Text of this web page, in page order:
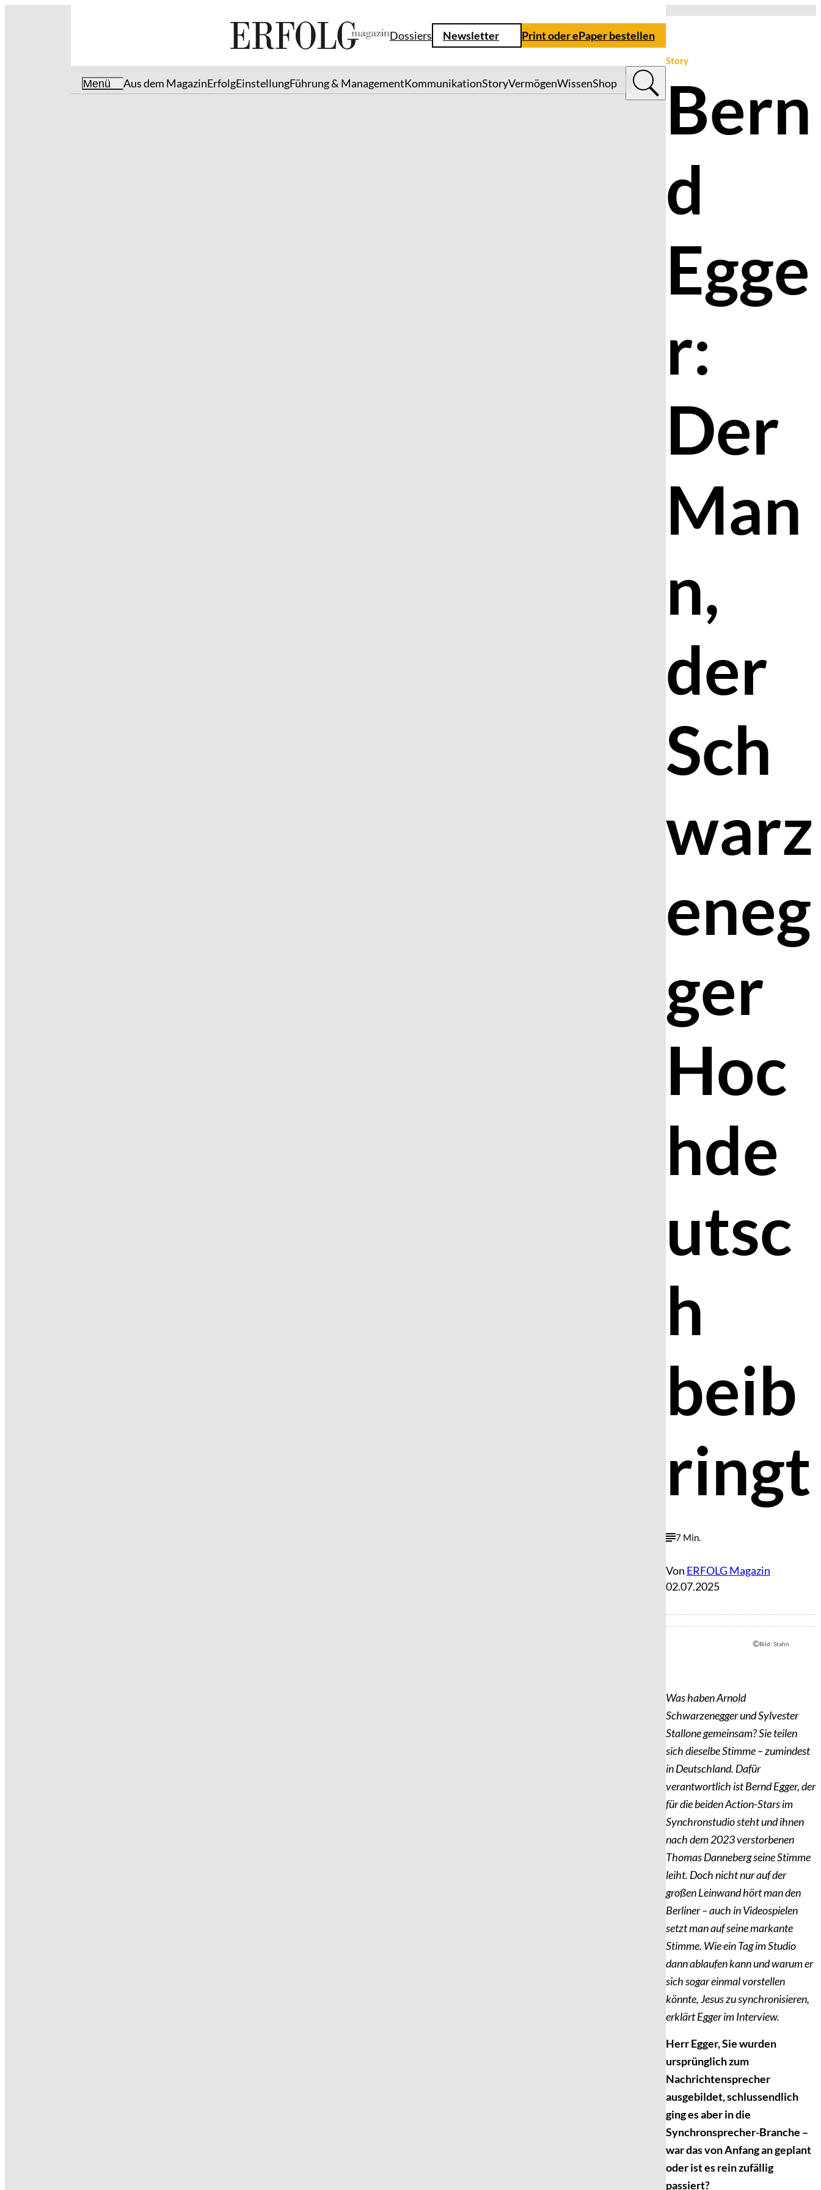
Dossiers Newsletter Print oder ePaper bestellen
Menü Aus dem MagazinErfolgEinstellungFührung & ManagementKommunikationStoryVermögenWissenShop
Story
Bern
d
Egge
r:
Der
Man
n,
der
Sch
warz
eneg
ger
Hoc
hde
utsc
h
beib
ringt
7 Min.
Von ERFOLG Magazin
02.07.2025
©Bild: Stahn
Was haben Arnold
Schwarzenegger und Sylvester
Stallone gemeinsam? Sie teilen
sich dieselbe Stimme – zumindest
in Deutschland. Dafür
verantwortlich ist Bernd Egger, der
für die beiden Action-Stars im
Synchronstudio steht und ihnen
nach dem 2023 verstorbenen
Thomas Danneberg seine Stimme
leiht. Doch nicht nur auf der
großen Leinwand hört man den
Berliner – auch in Videospielen
setzt man auf seine markante
Stimme. Wie ein Tag im Studio
dann ablaufen kann und warum er
sich sogar einmal vorstellen
könnte, Jesus zu synchronisieren,
erklärt Egger im Interview.
Herr Egger, Sie wurden
ursprünglich zum
Nachrichtensprecher
ausgebildet, schlussendlich
ging es aber in die
Synchronsprecher-Branche –
war das von Anfang an geplant
oder ist es rein zufällig
passiert?